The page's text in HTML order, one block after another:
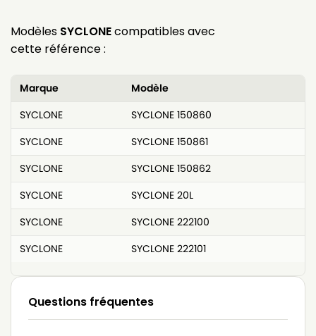
Modèles SYCLONEcompatibles avec
cette référence :
Marque
Modèle
SYCLONE
SYCLONE 150860
SYCLONE
SYCLONE 150861
SYCLONE
SYCLONE 150862
SYCLONE
SYCLONE 20L
SYCLONE
SYCLONE 222100
SYCLONE
SYCLONE 222101
Questions fréquentes